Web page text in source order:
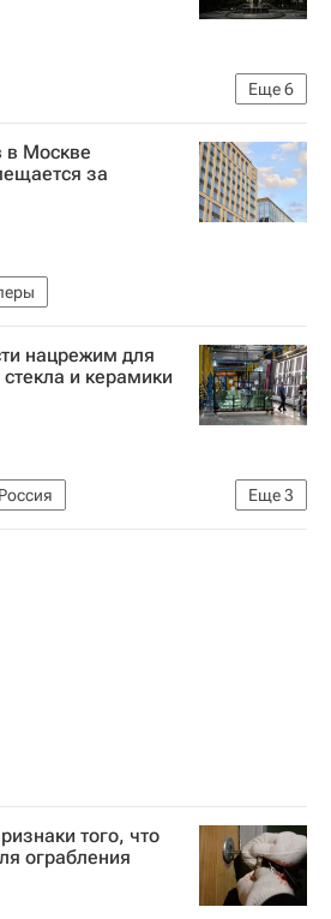
Еще6
для жизни
Москвы
в Москве
за
нацрежим для
стекла и керамики
Еще3
Россия
Министерство промышленности и торговли РФ (Минпромторг России)
того, что
ограбления